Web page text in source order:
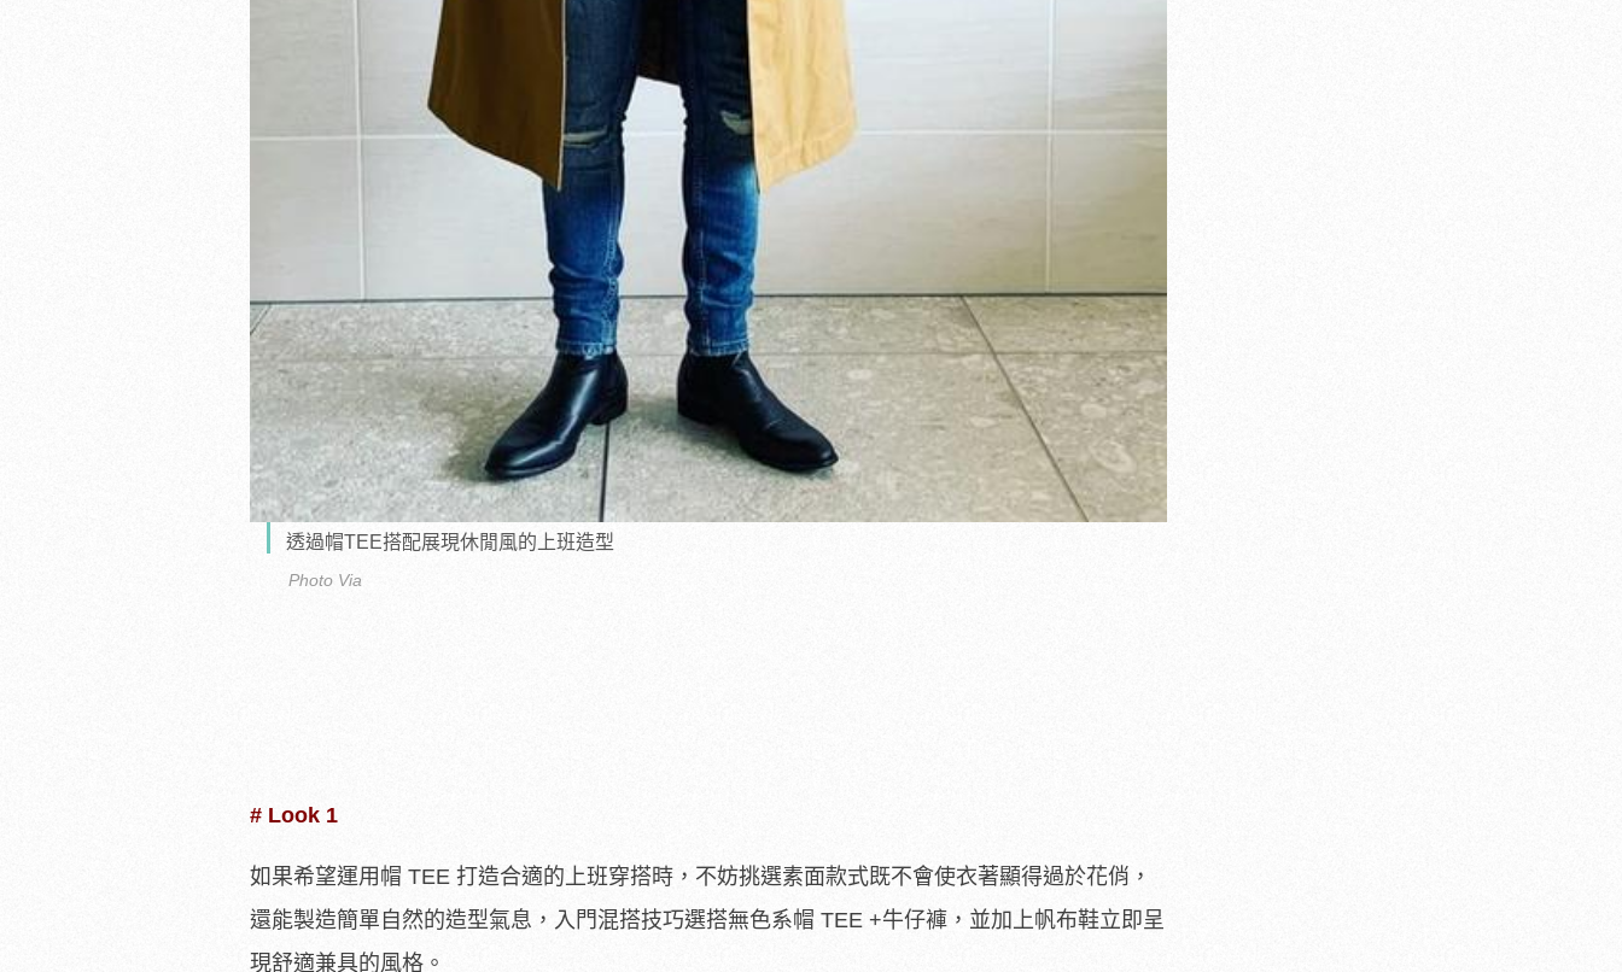
透過帽TEE搭配展現休閒風的上班造型
Photo Via
# Look 1
如果希望運用帽 TEE 打造合適的上班穿搭時，不妨挑選素面款式既不會使衣著顯得過於花俏，
還能製造簡單自然的造型氣息，入門混搭技巧選搭無色系帽 TEE +牛仔褲，並加上帆布鞋立即呈
現舒適兼具的風格。